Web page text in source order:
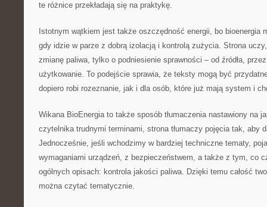
te różnice przekładają się na praktykę.
Istotnym wątkiem jest także oszczędność energii, bo bioenergia
gdy idzie w parze z dobrą izolacją i kontrolą zużycia. Strona
zmianę paliwa, tylko o podniesienie sprawności – od źródła,
użytkowanie. To podejście sprawia, że teksty mogą być
dopiero robi rozeznanie, jak i dla osób, które już mają system i
Wikana BioEnergia to także sposób tłumaczenia nastawiony na
czytelnika trudnymi terminami, strona tłumaczy pojęcia tak, aby
Jednocześnie, jeśli wchodzimy w bardziej techniczne tematy,
wymaganiami urządzeń, z bezpieczeństwem, a także z tym, co
ogólnych opisach: kontrola jakości paliwa. Dzięki temu całość
można czytać tematycznie.